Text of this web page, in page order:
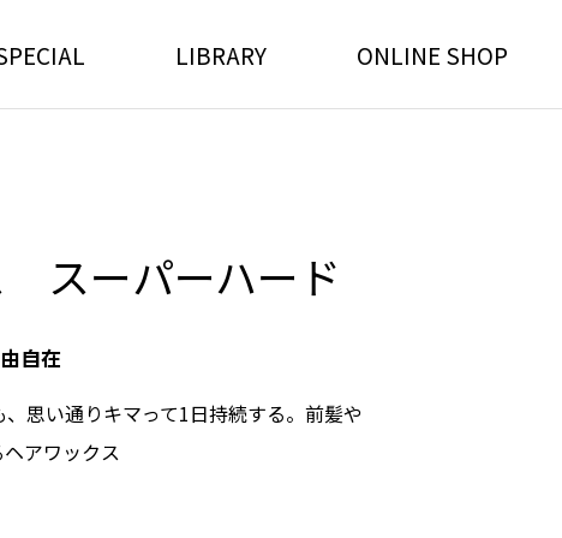
LIBRARY ONLINE SHOP
スーパーハード
自在
思い通りキマって1日持続する。前髪や
アワックス